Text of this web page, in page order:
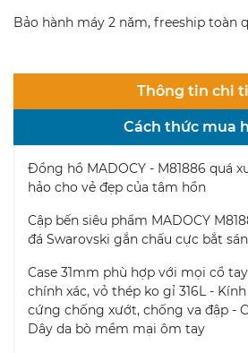
Bảo hành máy 2 năm, freeship toàn
Thông tin chi
Cách thức mua
Đồng hồ MADOCY - M81886 quá
hảo cho vẻ đẹp của tâm hồn
Cập bến siêu phẩm MADOCY
đá Swarovski gắn chấu cực bắt
Case 31mm phù hợp với mọi cổ
chính xác, vỏ thép ko gỉ 316L -
cứng chống xướt, chống va đập -
Dây da bò mềm mại ôm tay